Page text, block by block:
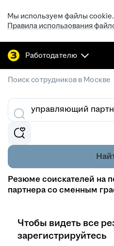
Мы используем файлы cookie.
Правила использования
Работодателю
Поиск сотрудников в Москве
Резюме соискателей на
партнера со сменным
Чтобы видеть все
зарегистрируйтесь